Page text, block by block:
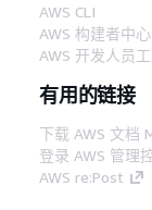
AWS CLI
AWS 构建者中心
AWS 开发人员
有用的链接
下载 AWS 文档
登录 AWS 管理
AWS re:Post